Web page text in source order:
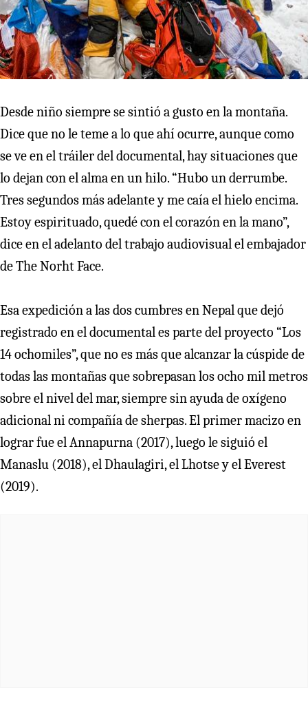
Desde niño siempre se sintió a gusto en la montaña.
Dice que no le teme a lo que ahí ocurre, aunque como
se ve en el tráiler del documental, hay situaciones que
lo dejan con el alma en un hilo. “Hubo un derrumbe.
Tres segundos más adelante y me caía el hielo encima.
Estoy espirituado, quedé con el corazón en la mano”,
dice en el adelanto del trabajo audiovisual el embajador
de The Norht Face.
Esa expedición a las dos cumbres en Nepal que dejó
registrado en el documental es parte del proyecto “Los
14 ochomiles”, que no es más que alcanzar la cúspide de
todas las montañas que sobrepasan los ocho mil metros
sobre el nivel del mar, siempre sin ayuda de oxígeno
adicional ni compañía de sherpas. El primer macizo en
lograr fue el Annapurna (2017), luego le siguió el
Manaslu (2018), el Dhaulagiri, el Lhotse y el Everest
(2019).